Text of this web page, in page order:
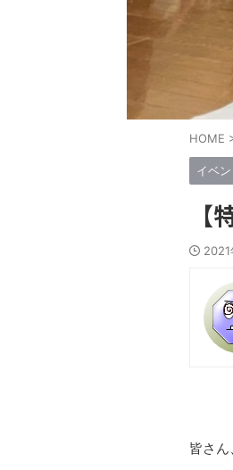
HOME
イベ
2021
皆さ